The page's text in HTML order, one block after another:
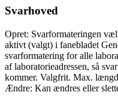
Svarhoved
Opret: Svarformateringen
aktivt (valgt) i fanebladet
svarformatering for alle
af laboratorieadressen, så
kommer. Valgfrit. Max.
Ændre: Kan ændres eller